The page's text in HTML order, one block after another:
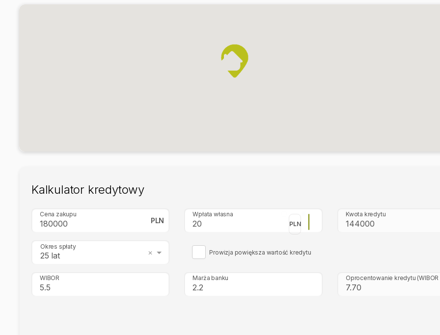
Kalkulator kredytowy
Cena zakupu
PLN
Wpłata własna
PLN
Kwota kredytu
Okres spłaty
25 lat Prowizja powiększa wartość kredytu
WIBOR Marża banku Oprocentowanie kredytu